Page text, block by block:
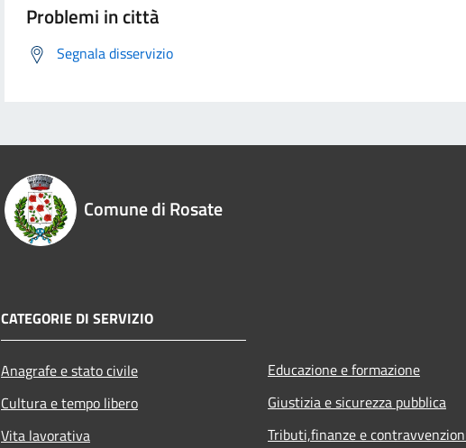
Problemi in città
Segnala disservizio
Comune di Rosate
CATEGORIE DI SERVIZIO
Anagrafe e stato civile
Cultura e tempo libero
Vita lavorativa
Educazione e formazione
Giustizia e sicurezza pubblica
Tributi,finanze e